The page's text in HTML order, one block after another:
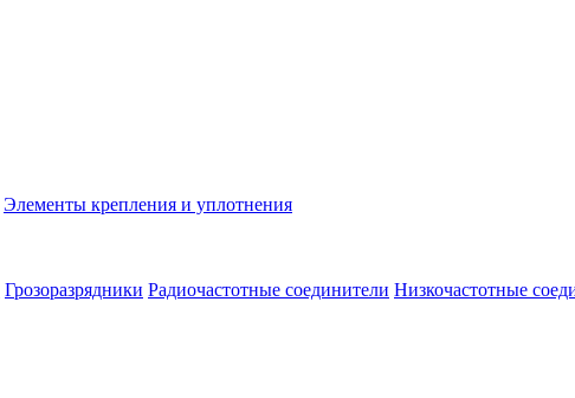
Элементы крепления и уплотнения
Грозоразрядники Радиочастотные соединители Низкочастотные